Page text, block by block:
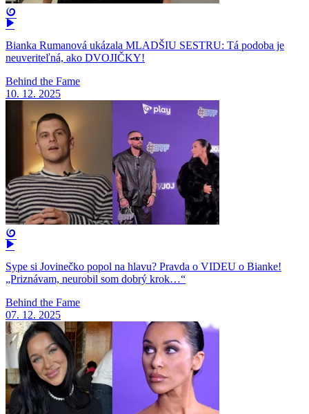
Bianka Rumanová ukázala MLADŠIU SESTRU: Tá podoba je
neuveriteľná, ako DVOJIČKY!
Behind the Fame
10. 12. 2025
Sype si Jovinečko popol na hlavu? Pravda o VIDEU o Bianke!
„Priznávam, neurobil som dobrý krok…“
Behind the Fame
07. 12. 2025